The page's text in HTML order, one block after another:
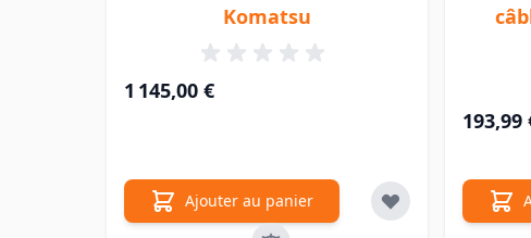
Komatsu
1 145,00 €
Ajouter au panier
193,99